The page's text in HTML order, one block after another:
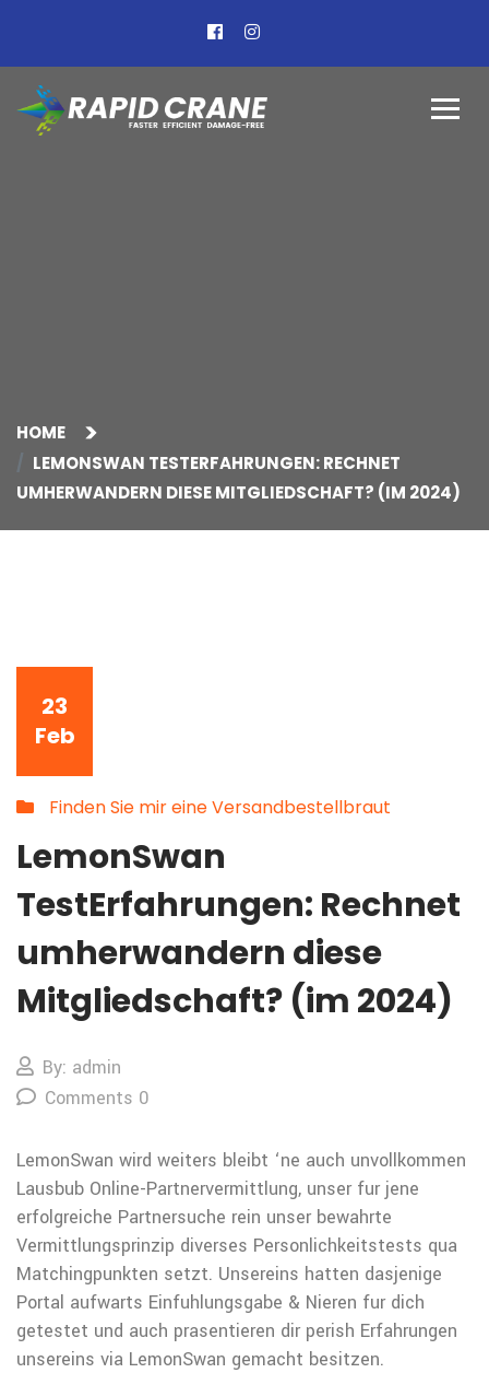
HOME
LEMONSWAN TESTERFAHRUNGEN: RECHNET
UMHERWANDERN DIESE MITGLIEDSCHAFT? (IM 2024)
23
Feb
Finden Sie mir eine Versandbestellbraut
LemonSwan
TestErfahrungen: Rechnet
umherwandern diese
Mitgliedschaft? (im 2024)
By: admin
Comments 0
LemonSwan wird weiters bleibt ‘ne auch unvollkommen
Lausbub Online-Partnervermittlung, unser fur jene
erfolgreiche Partnersuche rein unser bewahrte
Vermittlungsprinzip diverses Personlichkeitstests qua
Matchingpunkten setzt. Unsereins hatten dasjenige
Portal aufwarts Einfuhlungsgabe & Nieren fur dich
getestet und auch prasentieren dir perish Erfahrungen
unsereins via LemonSwan gemacht besitzen.